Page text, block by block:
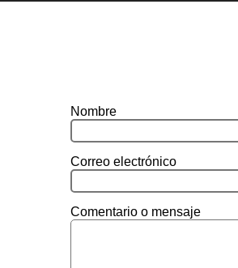
Nombre
Correo electrónico
Comentario o mensaje